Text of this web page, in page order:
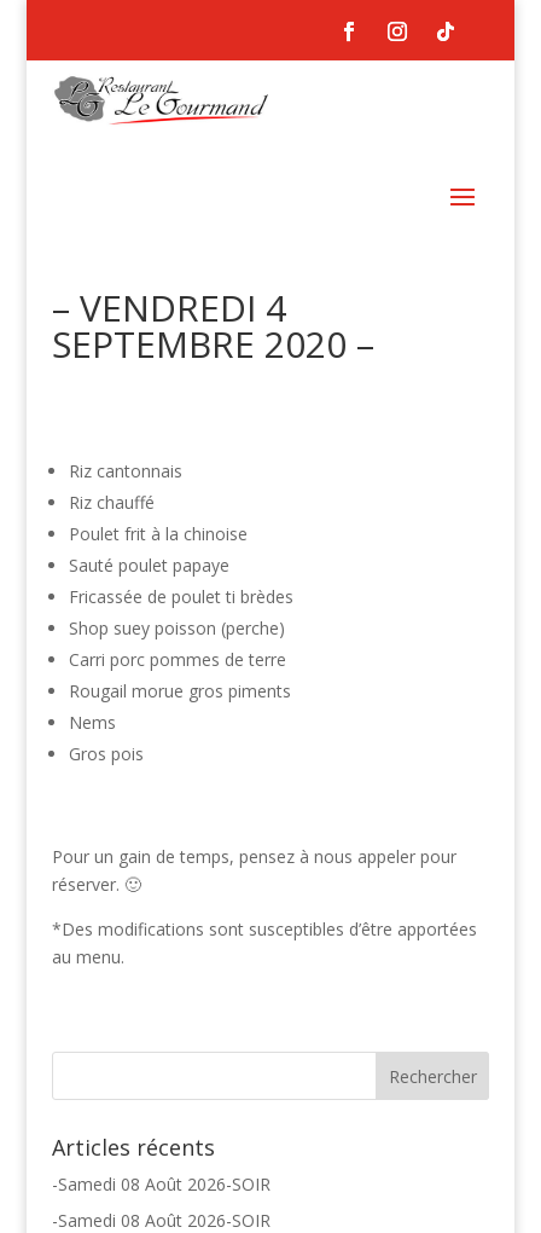
– VENDREDI 4
SEPTEMBRE 2020 –
Riz cantonnais
Riz chauffé
Poulet frit à la chinoise
Sauté poulet papaye
Fricassée de poulet ti brèdes
Shop suey poisson (perche)
Carri porc pommes de terre
Rougail morue gros piments
Nems
Gros pois
Pour un gain de temps, pensez à nous appeler pour
réserver. 🙂
*Des modifications sont susceptibles d’être apportées
au menu.
Articles récents
-Samedi 08 Août 2026-SOIR
-Samedi 08 Août 2026-SOIR